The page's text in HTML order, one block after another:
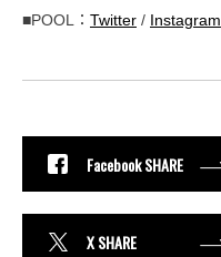
■POOL： Twitter / Instagram
Facebook SHARE
X SHARE